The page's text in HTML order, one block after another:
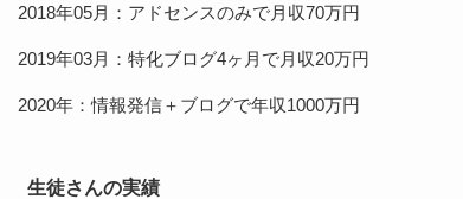
2018年05月：アドセンスのみで月収70万円
2019年03月：特化ブログ4ヶ月で月収20万円
2020年：情報発信＋ブログで年収1000万円
生徒さんの実績